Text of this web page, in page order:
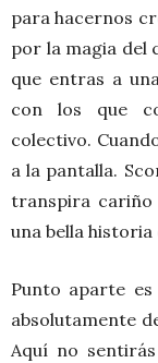
para hacernos
por la magia del
que entras a
con los que
colectivo.
a la pantalla.
transpira
una bella
Punto aparte
absolutamente
Aquí no